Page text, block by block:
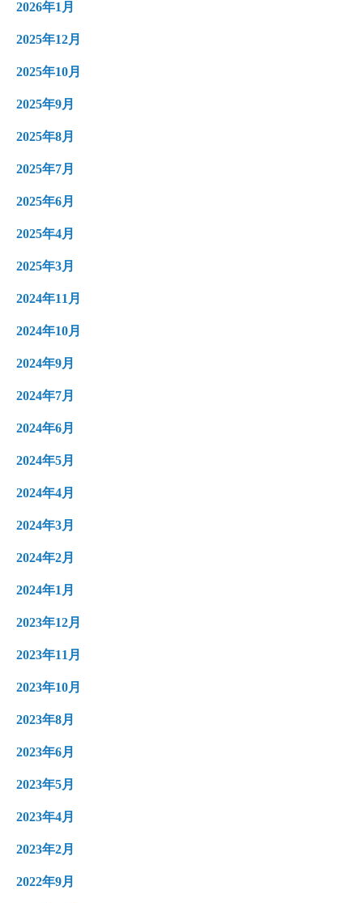
2026年1月
2025年12月
2025年10月
2025年9月
2025年8月
2025年7月
2025年6月
2025年4月
2025年3月
2024年11月
2024年10月
2024年9月
2024年7月
2024年6月
2024年5月
2024年4月
2024年3月
2024年2月
2024年1月
2023年12月
2023年11月
2023年10月
2023年8月
2023年6月
2023年5月
2023年4月
2023年2月
2022年9月